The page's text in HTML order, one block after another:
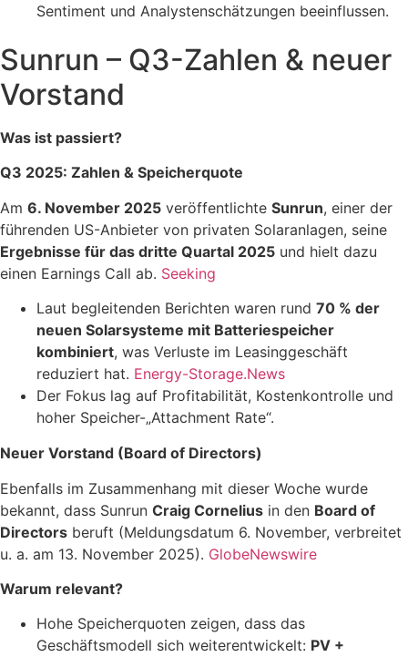
Sentiment und Analystenschätzungen beeinflussen.
Sunrun – Q3-Zahlen & neuer
Vorstand
Was ist passiert?
Q3 2025: Zahlen & Speicherquote
Am 6. November 2025 veröffentlichte Sunrun, einer der
führenden US-Anbieter von privaten Solaranlagen, seine
Ergebnisse für das dritte Quartal 2025 und hielt dazu
einen Earnings Call ab. Seeking
Laut begleitenden Berichten waren rund 70 % der
neuen Solarsysteme mit Batteriespeicher
kombiniert, was Verluste im Leasinggeschäft
reduziert hat. Energy-Storage.News
Der Fokus lag auf Profitabilität, Kostenkontrolle und
hoher Speicher-„Attachment Rate“.
Neuer Vorstand (Board of Directors)
Ebenfalls im Zusammenhang mit dieser Woche wurde
bekannt, dass Sunrun Craig Cornelius in den Board of
Directors beruft (Meldungsdatum 6. November, verbreitet
u. a. am 13. November 2025). GlobeNewswire
Warum relevant?
Hohe Speicherquoten zeigen, dass das
Geschäftsmodell sich weiterentwickelt: PV +